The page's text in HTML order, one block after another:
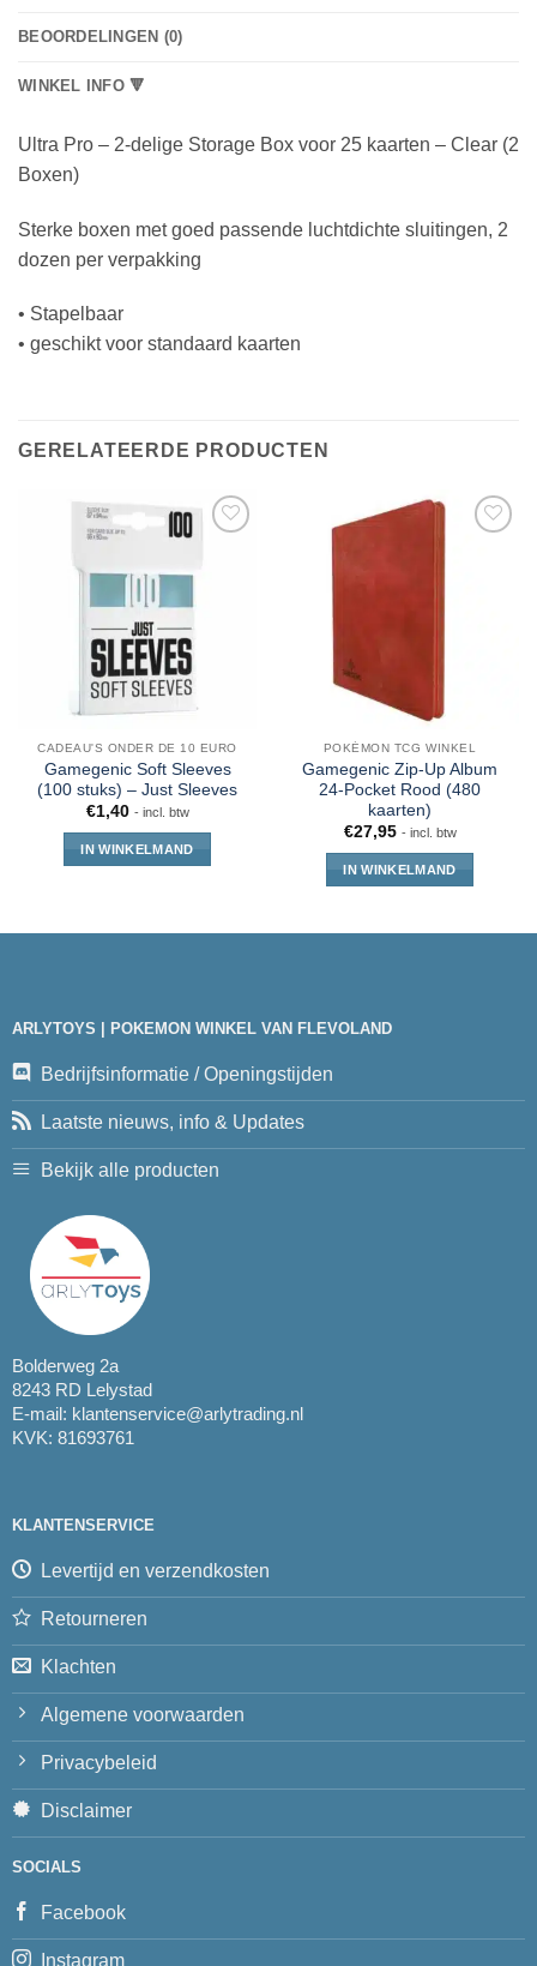
BEOORDELINGEN (0)
WINKEL INFO 🔻
Ultra Pro – 2-delige Storage Box voor 25 kaarten – Clear (2
Boxen)
Sterke boxen met goed passende luchtdichte sluitingen, 2
dozen per verpakking
• Stapelbaar
• geschikt voor standaard kaarten
GERELATEERDE PRODUCTEN
CADEAU'S ONDER DE 10 EURO
Gamegenic Soft Sleeves
(100 stuks) – Just Sleeves
€1,40 - incl. btw
IN WINKELMAND
POKÉMON TCG WINKEL
Gamegenic Zip-Up Album
24-Pocket Rood (480
kaarten)
€27,95 - incl. btw
IN WINKELMAND
ARLYTOYS | POKEMON WINKEL VAN FLEVOLAND
Bedrijfsinformatie / Openingstijden
Laatste nieuws, info & Updates
Bekijk alle producten
Bolderweg 2a
8243 RD Lelystad
E-mail: klantenservice@arlytrading.nl
KVK: 81693761
KLANTENSERVICE
Levertijd en verzendkosten
Retourneren
Klachten
Algemene voorwaarden
Privacybeleid
Disclaimer
SOCIALS
Facebook
Instagram